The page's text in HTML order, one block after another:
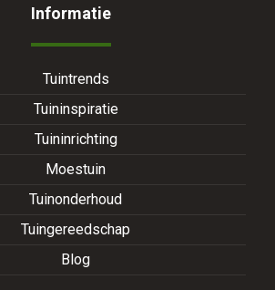
Informatie
Tuintrends
Tuininspiratie
Tuininrichting
Moestuin
Tuinonderhoud
Tuingereedschap
Blog